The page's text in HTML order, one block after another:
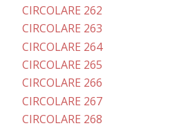
CIRCOLARE 262
CIRCOLARE 263
CIRCOLARE 264
CIRCOLARE 265
CIRCOLARE 266
CIRCOLARE 267
CIRCOLARE 268